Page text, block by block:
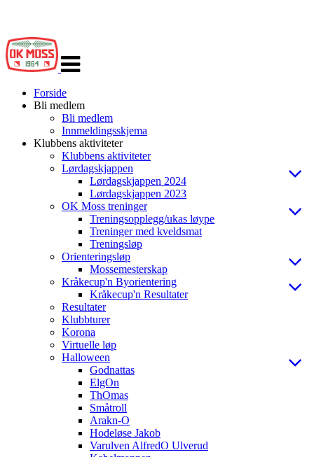
navigasjon
Forside
Bli medlem
Bli medlem
Innmeldingsskjema
Klubbens aktiviteter
Klubbens aktiviteter
Lørdagskjappen
Lørdagskjappen 2024
Lørdagskjappen 2023
OK Moss treninger
Treningsopplegg/ukas løype
Treninger med kveldsmat
Treningsløp
Orienteringsløp
Mossemesterskap
Kråkecup'n Byorientering
Kråkecup'n Resultater
Resultater
Klubbturer
Korona
Virtuelle løp
Halloween
Godnattas
ElgOn
ThOmas
Småtroll
Arakn-O
Hodeløse Jakob
Varulven AlfredO Ulverud